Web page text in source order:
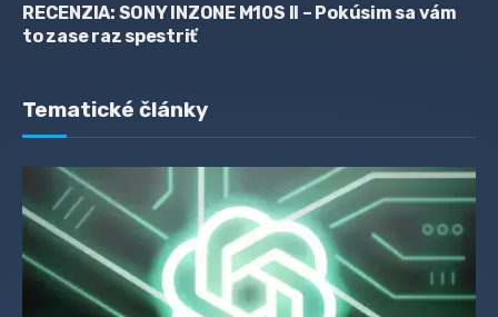
RECENZIA: SONY INZONE M10S II – Pokúsim sa vám
to zase raz spestriť
Tematické články